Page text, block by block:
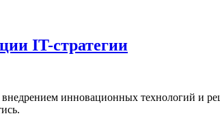
IT-стратегии
инновационных технологий и